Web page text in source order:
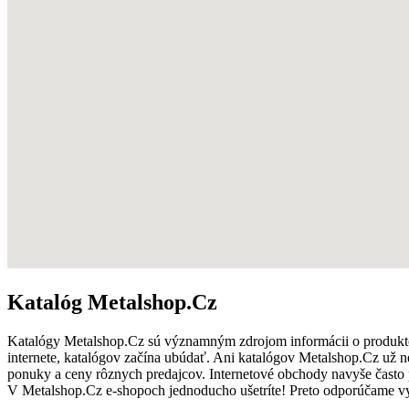
Katalóg Metalshop.Cz
Katalógy Metalshop.Cz sú významným zdrojom informácii o
internete, katalógov začína ubúdať. Ani katalógov Metalshop.Cz
ponuky a ceny rôznych predajcov. Internetové obchody navyše
V Metalshop.Cz e-shopoch jednoducho ušetríte! Preto odporúčame